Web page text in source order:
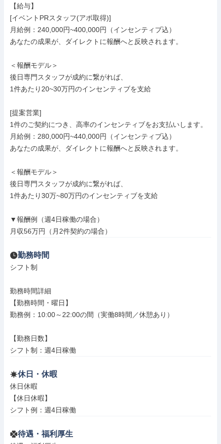
【給与】
[イベントPRスタッフ(アポ取得)]
月給例：240,000円~400,000円（インセンティブ込）
あなたの成果が、ダイレクトに報酬へと反映されます。
＜報酬モデル＞
後日専門スタッフが成約に繋がれば、
1件あたり20~30万円のインセンティブを支給
[提案営業]
1件のご契約につき、高率のインセンティブをお支払いします。
月給例：280,000円~440,000円（インセンティブ込）
あなたの成果が、ダイレクトに報酬へと反映されます。
＜報酬モデル＞
後日専門スタッフが成約に繋がれば、
1件あたり30万~80万円のインセンティブを支給
▼報酬例（週4日稼働の場合）
月収56万円（月2件契約の場合）
勤務時間
シフト制
勤務時間詳細
【勤務時間・曜日】
勤務例：10:00～22:00の間（実働8時間／休憩あり）
【勤務日数】
シフト制：週4日稼働
休日・休暇
休日休暇
【休日休暇】
シフト例：週4日稼働
待遇・福利厚生